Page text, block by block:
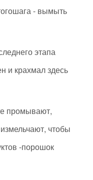
- вымыть
этапа
и крахмал здесь
промывают,
чтобы
-порошок